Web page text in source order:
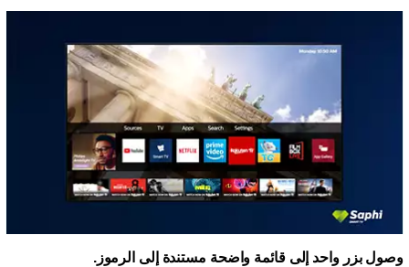
وصول بزر واحد إلى قائمة واضحة مستندة إلى الرموز.